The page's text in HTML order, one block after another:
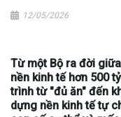
12/05/2026
Từ một Bộ ra đời
nền kinh tế hơn 500
trình từ "đủ ăn" đến
dựng nền kinh tế tự